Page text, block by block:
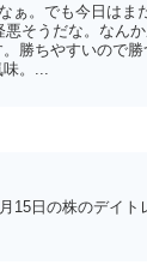
ぁ。でも今日はま
そうだな。なん
勝ちやすいので勝
。...
15日の株のデイト